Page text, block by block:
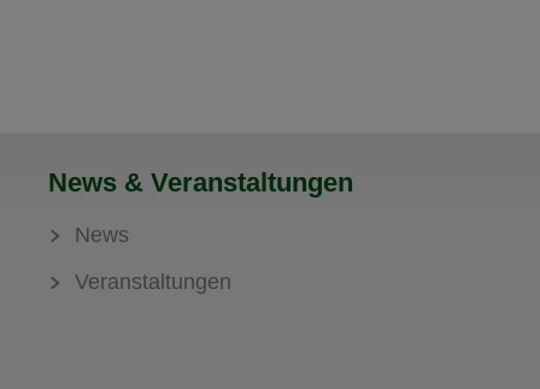
News & Veranstaltungen
News
Veranstaltungen